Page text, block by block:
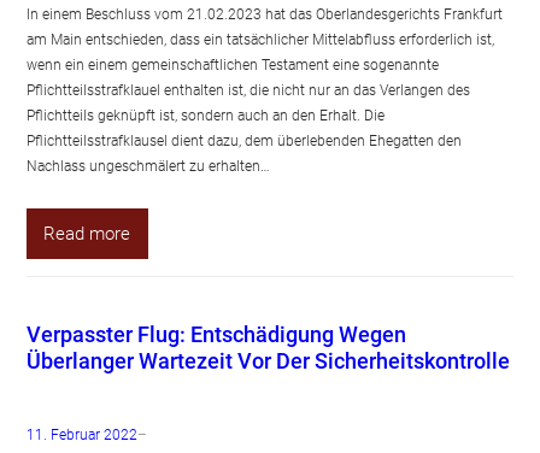
In einem Beschluss vom 21.02.2023 hat das Oberlandesgerichts Frankfurt
am Main entschieden, dass ein tatsächlicher Mittelabfluss erforderlich ist,
wenn ein einem gemeinschaftlichen Testament eine sogenannte
Pflichtteilsstrafklauel enthalten ist, die nicht nur an das Verlangen des
Pflichtteils geknüpft ist, sondern auch an den Erhalt. Die
Pflichtteilsstrafklausel dient dazu, dem überlebenden Ehegatten den
Nachlass ungeschmälert zu erhalten…
Read more
Verpasster Flug: Entschädigung Wegen
Überlanger Wartezeit Vor Der Sicherheitskontrolle
11. Februar 2022–